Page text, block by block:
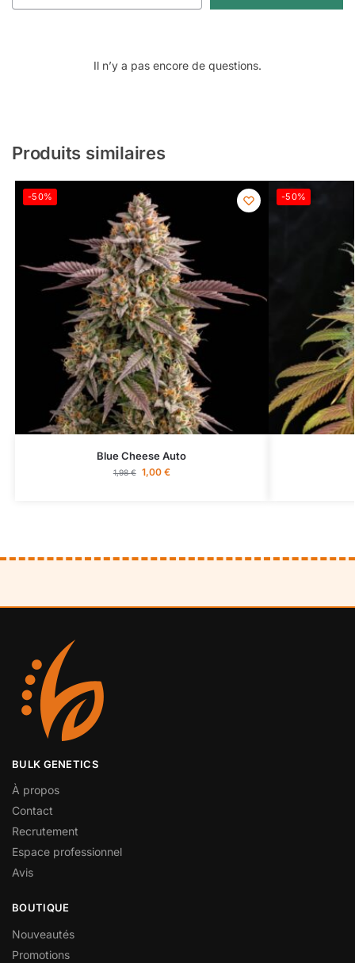
Il n’y a pas encore de questions.
Produits similaires
-50%
Blue Cheese Auto
1,98€ 1,00 €
-50%
BULK GENETICS
À propos
Contact
Recrutement
Espace professionnel
Avis
BOUTIQUE
Nouveautés
Promotions